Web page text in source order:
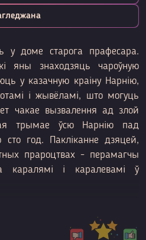
у доме старога прафесара.
яны знаходзяць чароўную
у казачную краіну Нарнію,
і жывёламі, што могуць
чакае вызвалення ад злой
трымае ўсю Нарнію пад
год. Пакліканне дзяцей,
прароцтвах - перамагчы
каралямі і каралевамі ў